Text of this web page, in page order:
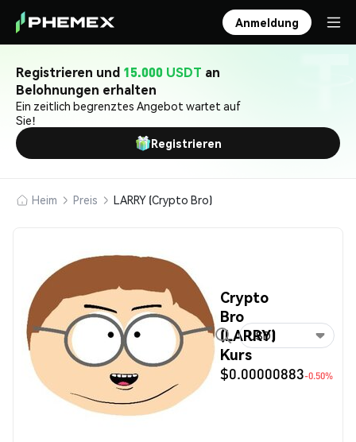
Anmeldung
Registrieren und 15.000 USDT an
Belohnungen erhalten
Ein zeitlich begrenztes Angebot wartet auf
Sie!
Registrieren
Heim Preis LARRY (Crypto Bro)
Crypto
Bro
(LARRY)
Kurs
$0.00000883-0.50%
USD